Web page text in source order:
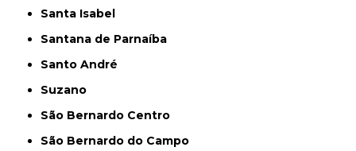
Santa Isabel
Santana de Parnaíba
Santo André
Suzano
São Bernardo Centro
São Bernardo do Campo